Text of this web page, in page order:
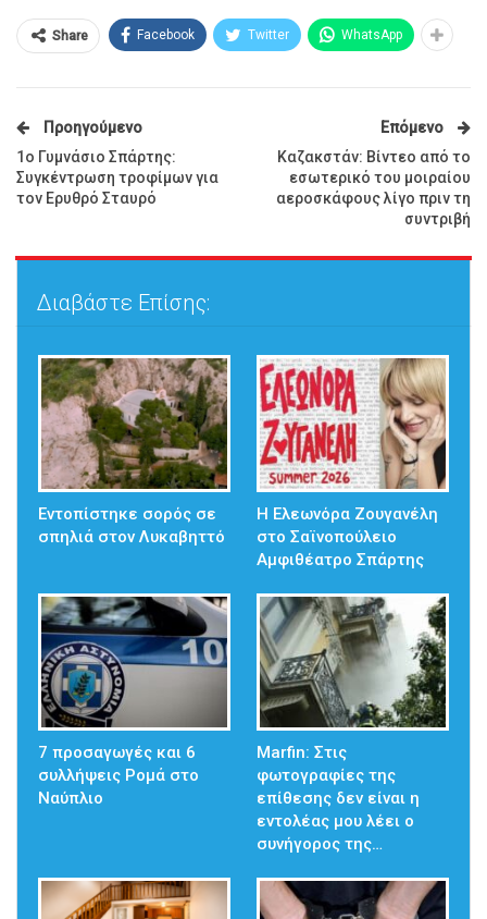
Share Facebook Twitter WhatsApp
Προηγούμενο
1ο Γυμνάσιο Σπάρτης:
Συγκέντρωση τροφίμων για
τον Ερυθρό Σταυρό
Επόμενο
Καζακστάν: Βίντεο από το
εσωτερικό του μοιραίου
αεροσκάφους λίγο πριν τη
συντριβή
Διαβάστε Επίσης:
Εντοπίστηκε σορός σε
σπηλιά στον Λυκαβηττό
Η Ελεωνόρα Ζουγανέλη
στο Σαϊνοπούλειο
Αμφιθέατρο Σπάρτης
7 προσαγωγές και 6
συλλήψεις Ρομά στο
Ναύπλιο
Marfin: Στις
φωτογραφίες της
επίθεσης δεν είναι η
εντολέας μου λέει ο
συνήγορος της…